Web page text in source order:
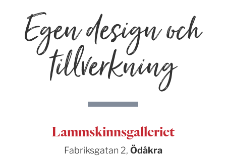
Egen design och
tillverkning
Lammskinnsgalleriet
Fabriksgatan 2, Ödåkra